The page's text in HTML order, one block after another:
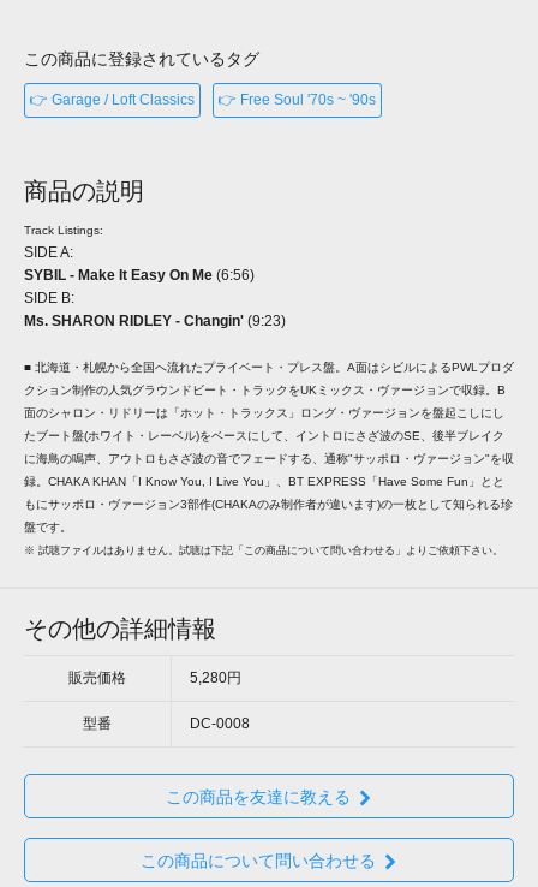
この商品に登録されているタグ
👉 Garage / Loft Classics 👉 Free Soul '70s ~ '90s
商品の説明
Track Listings:
SIDE A:
SYBIL - Make It Easy On Me (6:56)
SIDE B:
Ms. SHARON RIDLEY - Changin' (9:23)
■ 北海道・札幌から全国へ流れたプライベート・プレス盤。A面はシビルによるPWLプロダ
クション制作の人気グラウンドビート・トラックをUKミックス・ヴァージョンで収録。B
面のシャロン・リドリーは「ホット・トラックス」ロング・ヴァージョンを盤起こしにし
たブート盤(ホワイト・レーベル)をベースにして、イントロにさざ波のSE、後半ブレイク
に海鳥の鳴声、アウトロもさざ波の音でフェードする、通称"サッポロ・ヴァージョン"を収
録。CHAKA KHAN「I Know You, I Live You」、BT EXPRESS「Have Some Fun」とと
もにサッポロ・ヴァージョン3部作(CHAKAのみ制作者が違います)の一枚として知られる珍
盤です。
※ 試聴ファイルはありません。試聴は下記「この商品について問い合わせる」よりご依頼下さい。
その他の詳細情報
販売価格 5,280円
型番 DC-0008
この商品を友達に教える
この商品について問い合わせる